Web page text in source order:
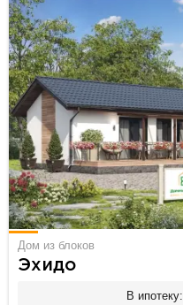
Дом из блоков
Эхидо
В ипотеку: